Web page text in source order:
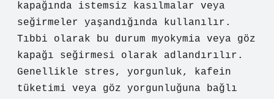
kapağında istemsiz kasılmalar veya
seğirmeler yaşandığında kullanılır.
Tıbbi olarak bu durum myokymia veya göz
kapağı seğirmesi olarak adlandırılır.
Genellikle stres, yorgunluk, kafein
tüketimi veya göz yorgunluğuna bağlı